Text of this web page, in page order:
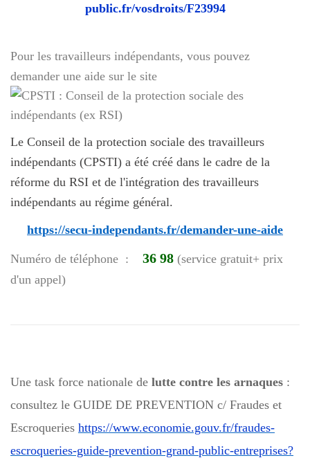
public.fr/vosdroits/F23994
Pour les travailleurs indépendants, vous pouvez
demander une aide sur le site
Le Conseil de la protection sociale des travailleurs
indépendants (CPSTI) a été créé dans le cadre de la
réforme du RSI et de l'intégration des travailleurs
indépendants au régime général.
https://secu-independants.fr/demander-une-aide
Numéro de téléphone : 36 98 (service gratuit+ prix
d'un appel)
Une task force nationale de lutte contre les arnaques :
consultez le GUIDE DE PREVENTION c/ Fraudes et
Escroqueries https://www.economie.gouv.fr/fraudes-
escroqueries-guide-prevention-grand-public-entreprises?